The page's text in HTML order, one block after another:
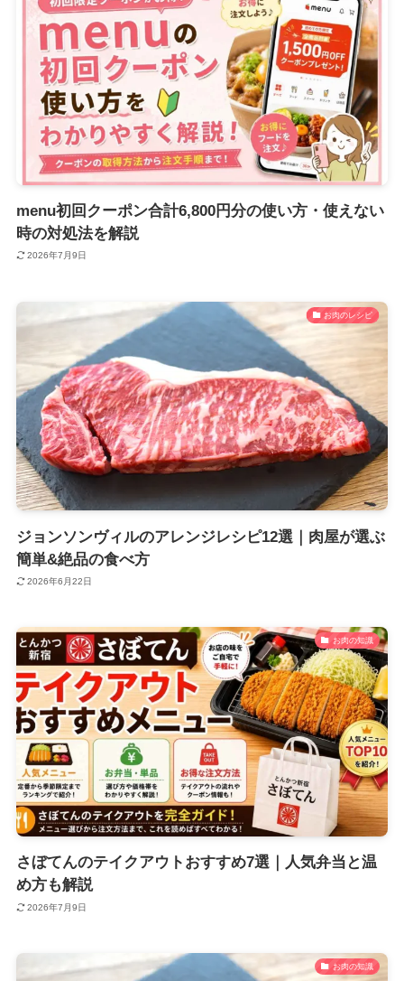
menu初回クーポン合計6,800円分の使い方・使えない
時の対処法を解説
2026年7月9日
お肉のレシピ
ジョンソンヴィルのアレンジレシピ12選｜肉屋が選ぶ
簡単&絶品の食べ方
2026年6月22日
お肉の知識
さぼてんのテイクアウトおすすめ7選｜人気弁当と温
め方も解説
2026年7月9日
お肉の知識